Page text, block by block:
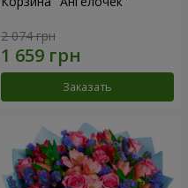
2 074 грн
Заказать